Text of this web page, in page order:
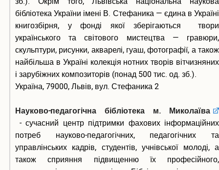
бібліотека України імені В. Стефаника — єдина в Україні
книгозбірня, у фонді якої зберігаються твори
українського та світового мистецтва — гравюри,
скульптури, рисунки, акварелі, гуаш, фотографії, а також
найбільша в Україні колекція нотних творів вітчизняних
і зарубіжних композиторів (понад 500 тис. од. зб.).
Україна, 79000, Львів, вул. Стефаника 2
Науково-педагогічна бібліотека м. Миколаїва
- сучасний центр підтримки фахових інформаційних
потреб науково-педагогічних, педагогічних та
управлінських кадрів, студентів, учнівської молоді, а
також сприяння підвищенню їх професійного,